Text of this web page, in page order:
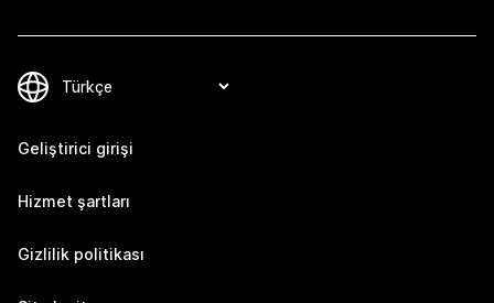
Geliştirici girişi
Hizmet şartları
Gizlilik politikası